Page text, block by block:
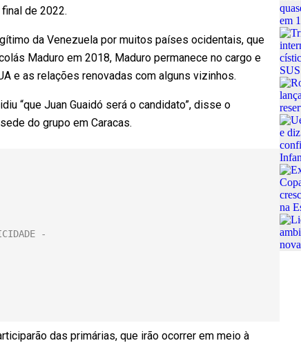
de 2022.
da Venezuela por muitos países ocidentais, que
Maduro em 2018, Maduro permanece no cargo e
e as relações renovadas com alguns vizinhos.
“que Juan Guaidó será o candidato”, disse o
do grupo em Caracas.
das primárias, que irão ocorrer em meio à